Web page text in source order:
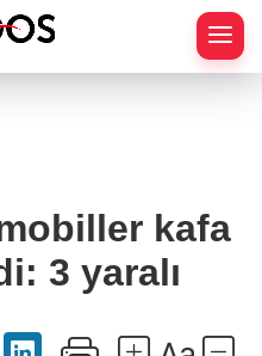
kafa
3 yaralı